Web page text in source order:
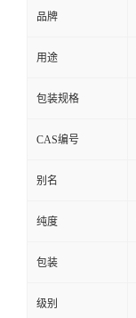
品牌
用途
包装规格
CAS编号
别名
纯度
包装
级别